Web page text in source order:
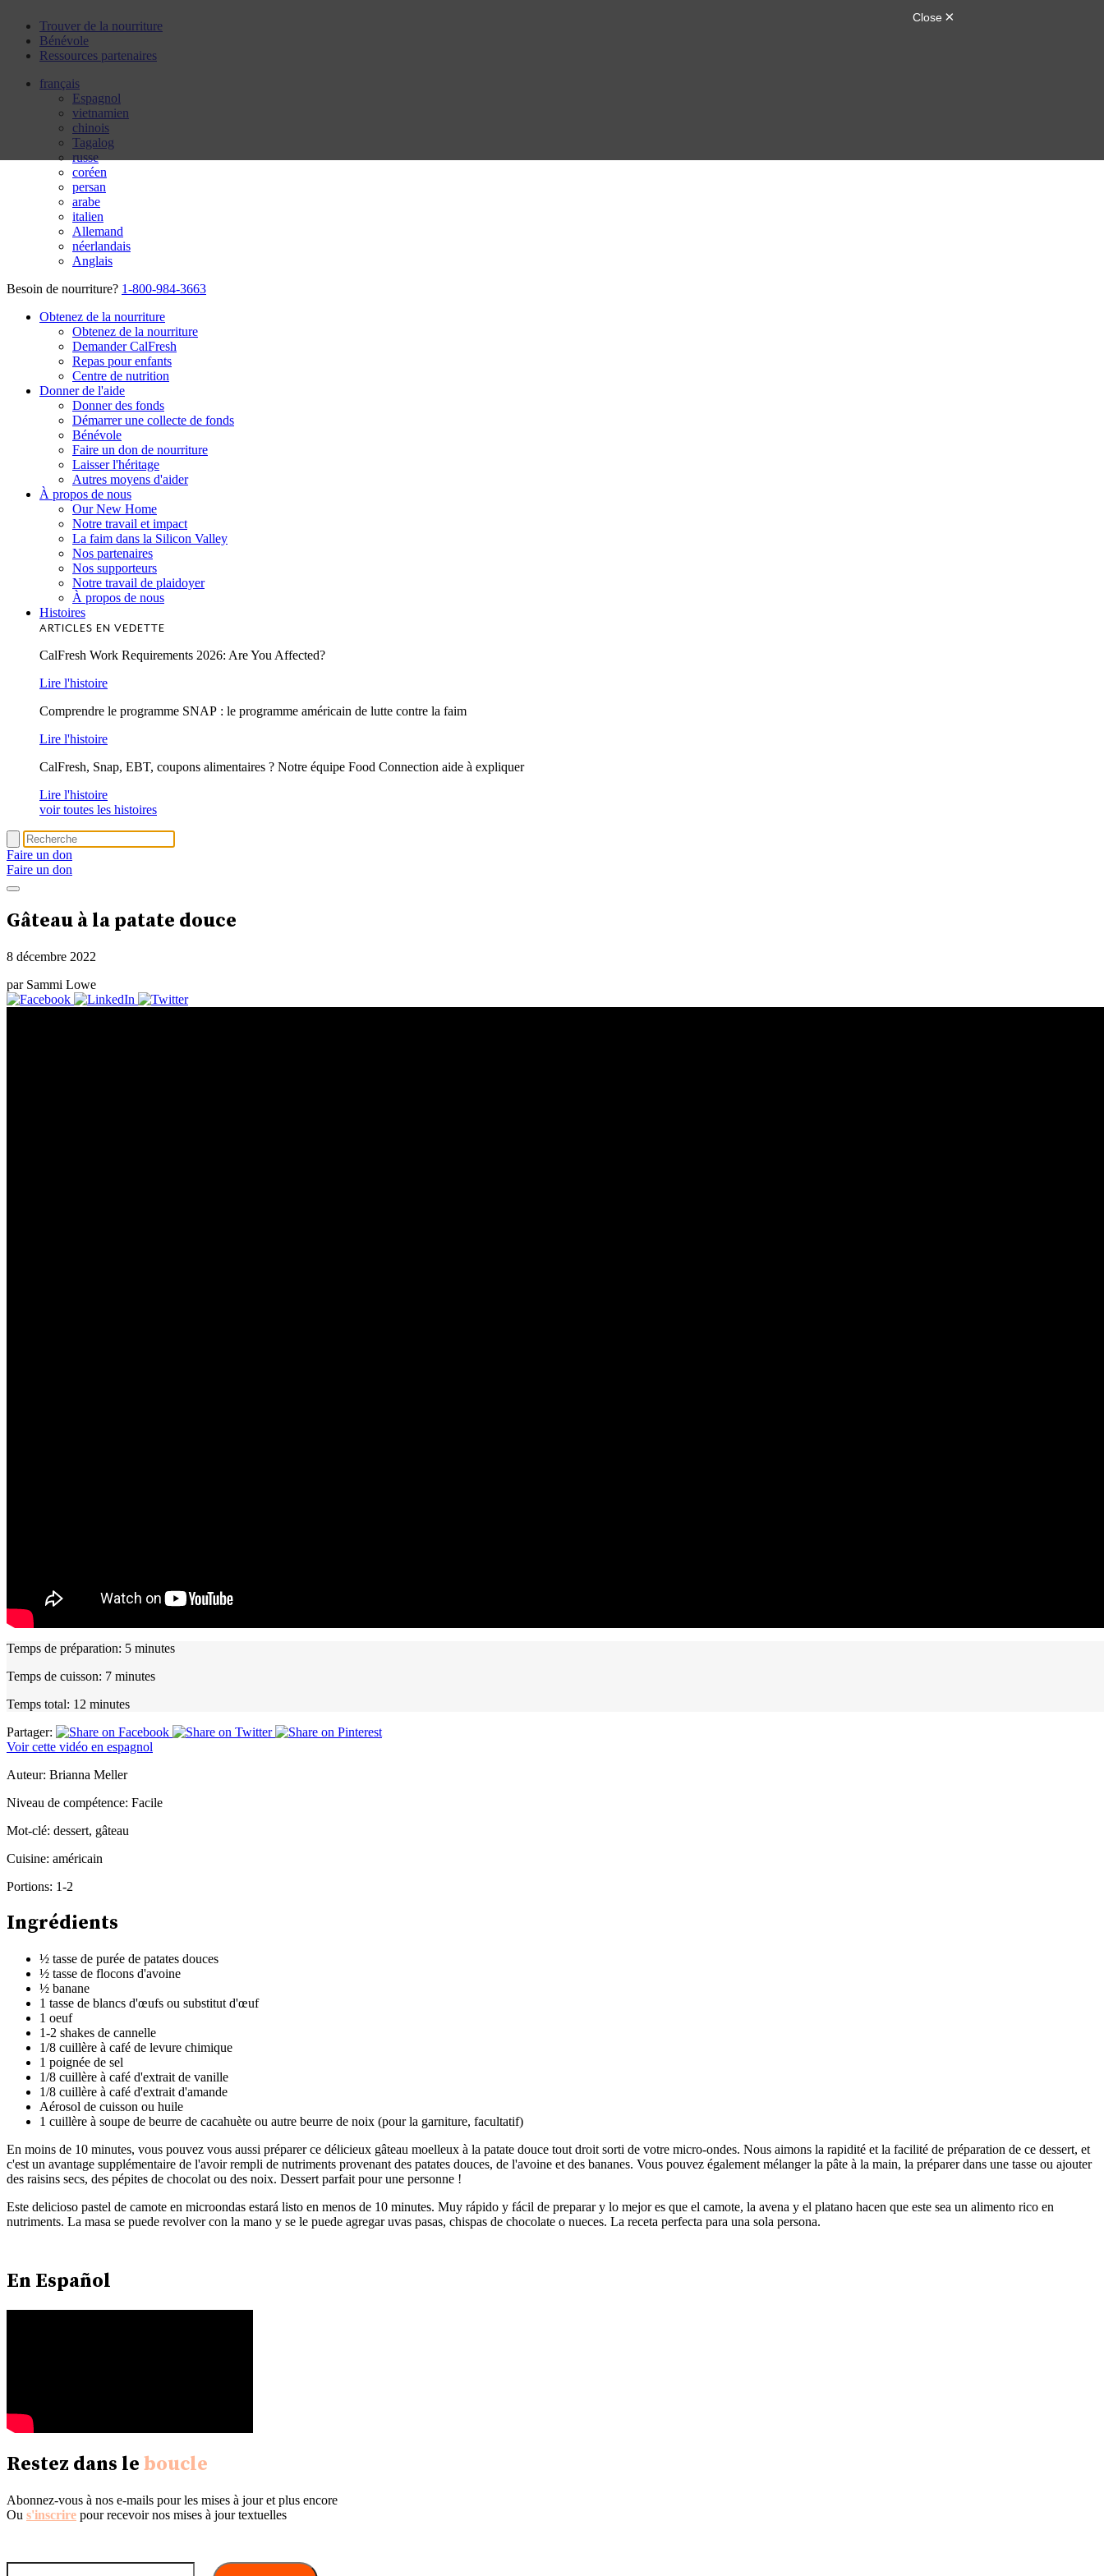
Trouver de la nourriture
Bénévole
Ressources partenaires
français
Espagnol
vietnamien
chinois
Tagalog
russe
coréen
persan
arabe
italien
Allemand
néerlandais
Anglais
Besoin de nourriture? 1-800-984-3663
Obtenez de la nourriture
Obtenez de la nourriture
Demander CalFresh
Repas pour enfants
Centre de nutrition
Donner de l'aide
Donner des fonds
Démarrer une collecte de fonds
Bénévole
Faire un don de nourriture
Laisser l'héritage
Autres moyens d'aider
À propos de nous
Our New Home
Notre travail et impact
La faim dans la Silicon Valley
Nos partenaires
Nos supporteurs
Notre travail de plaidoyer
À propos de nous
Histoires
ARTICLES EN VEDETTE
CalFresh Work Requirements 2026: Are You Affected?
Lire l'histoire
Comprendre le programme SNAP : le programme américain de lutte contre la faim
Lire l'histoire
CalFresh, Snap, EBT, coupons alimentaires ? Notre équipe Food Connection aide à expliquer
Lire l'histoire
voir toutes les histoires
Faire un don
Faire un don
Gâteau à la patate douce
8 décembre 2022
par Sammi Lowe
Temps de préparation: 5 minutes
Temps de cuisson: 7 minutes
Temps total: 12 minutes
Partager:
Voir cette vidéo en espagnol
Auteur: Brianna Meller
Niveau de compétence: Facile
Mot-clé: dessert, gâteau
Cuisine: américain
Portions: 1-2
Ingrédients
½ tasse de purée de patates douces
½ tasse de flocons d'avoine
½ banane
1 tasse de blancs d'œufs ou substitut d'œuf
1 oeuf
1-2 shakes de cannelle
1/8 cuillère à café de levure chimique
1 poignée de sel
1/8 cuillère à café d'extrait de vanille
1/8 cuillère à café d'extrait d'amande
Aérosol de cuisson ou huile
1 cuillère à soupe de beurre de cacahuète ou autre beurre de noix (pour la garniture, facultatif)
En moins de 10 minutes, vous pouvez vous aussi préparer ce délicieux gâteau moelleux à la patate douce tout droit sorti de votre micro-ondes. Nous aimons la rapidité et la facilité de préparation de ce dessert, et
c'est un avantage supplémentaire de l'avoir rempli de nutriments provenant des patates douces, de l'avoine et des bananes. Vous pouvez également mélanger la pâte à la main, la préparer dans une tasse ou ajouter
des raisins secs, des pépites de chocolat ou des noix. Dessert parfait pour une personne !
Este delicioso pastel de camote en microondas estará listo en menos de 10 minutes. Muy rápido y fácil de preparar y lo mejor es que el camote, la avena y el platano hacen que este sea un alimento rico en
nutriments. La masa se puede revolver con la mano y se le puede agregar uvas pasas, chispas de chocolate o nueces. La receta perfecta para una sola persona.
En Español
Restez dans le boucle
Abonnez-vous à nos e-mails pour les mises à jour et plus encore
Ou s'inscrire pour recevoir nos mises à jour textuelles